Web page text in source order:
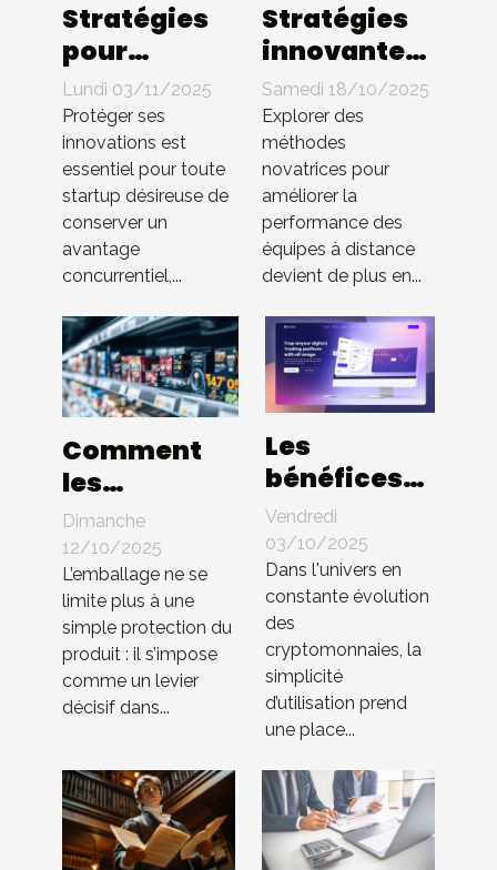
Stratégies
pour
protéger les
innovations
en startup
sans brevet
Lundi 03/11/2025
Protéger ses
innovations est
essentiel pour toute
startup désireuse de
conserver un
avantage
concurrentiel,...
Stratégies
innovantes
pour
booster
l'efficacité
des équipes
à distance
Samedi 18/10/2025
Explorer des
méthodes
novatrices pour
améliorer la
performance des
équipes à distance
devient de plus en...
Comment
les
innovations
en
packaging
influencent-
elles les
ventes ?
Dimanche
12/10/2025
L’emballage ne se
limite plus à une
simple protection du
produit : il s’impose
comme un levier
décisif dans...
Les
bénéfices
d'une
interface
utilisateur
intuitive
dans les
échanges
de cryptos
Vendredi
03/10/2025
Dans l'univers en
constante évolution
des
cryptomonnaies, la
simplicité
d’utilisation prend
une place...